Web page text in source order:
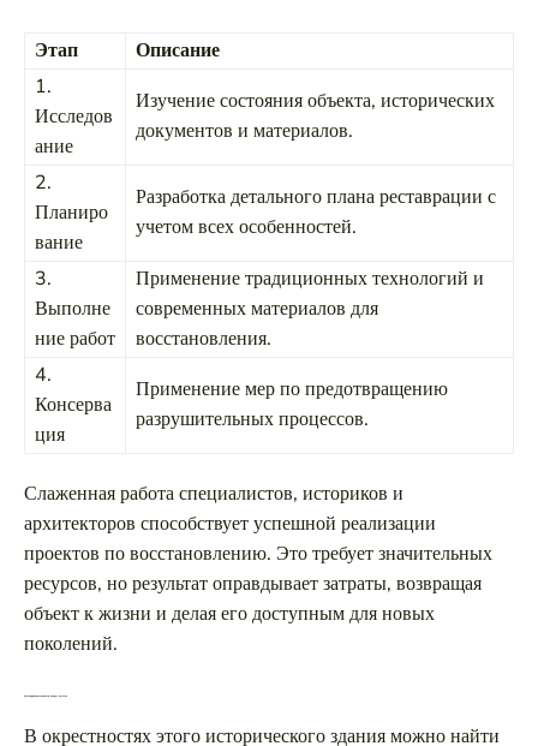
Этап
Описание
1.
Исследов
ание
Изучение состояния объекта, исторических
документов и материалов.
2.
Планиро
вание
Разработка детального плана реставрации с
учетом всех особенностей.
3.
Выполне
ние работ
Применение традиционных технологий и
современных материалов для
восстановления.
4.
Консерва
ция
Применение мер по предотвращению
разрушительных процессов.
Слаженная работа специалистов, историков и
архитекторов способствует успешной реализации
проектов по восстановлению. Это требует значительных
ресурсов, но результат оправдывает затраты, возвращая
объект к жизни и делая его доступным для новых
поколений.
Достопримечательности вокруг костела
В окрестностях этого исторического здания можно найти